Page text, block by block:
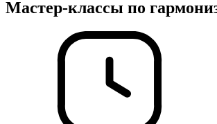
Мастер-классы по